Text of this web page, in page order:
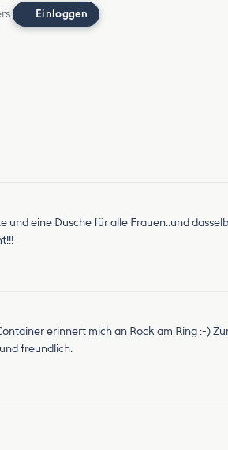
Einloggen
eine Dusche für alle Frauen..und
erinnert mich an Rock am Ring :-)
freundlich.